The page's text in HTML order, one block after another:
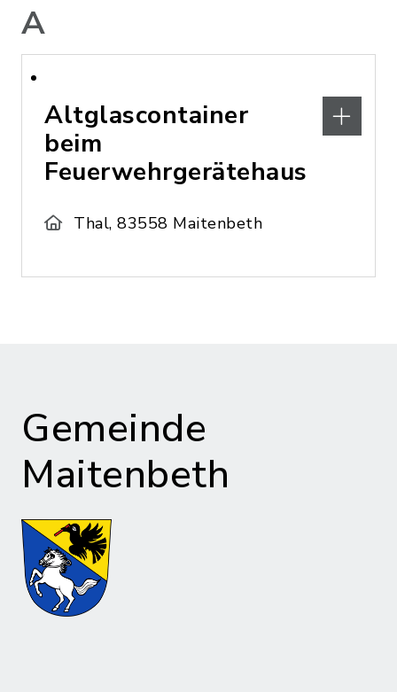
A
Altglascontainer
beim
Feuerwehrgerätehaus
Thal, 83558 Maitenbeth
Gemeinde
Maitenbeth